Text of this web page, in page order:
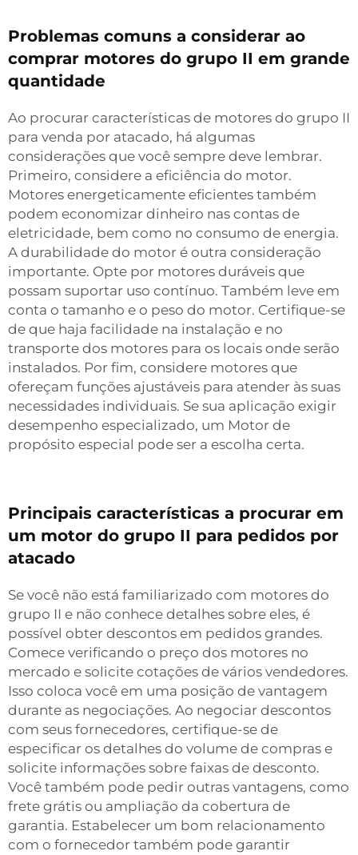
Problemas comuns a considerar ao
comprar motores do grupo II em grande
quantidade
Ao procurar características de motores do grupo II
para venda por atacado, há algumas
considerações que você sempre deve lembrar.
Primeiro, considere a eficiência do motor.
Motores energeticamente eficientes também
podem economizar dinheiro nas contas de
eletricidade, bem como no consumo de energia.
A durabilidade do motor é outra consideração
importante. Opte por motores duráveis que
possam suportar uso contínuo. Também leve em
conta o tamanho e o peso do motor. Certifique-se
de que haja facilidade na instalação e no
transporte dos motores para os locais onde serão
instalados. Por fim, considere motores que
ofereçam funções ajustáveis para atender às suas
necessidades individuais. Se sua aplicação exigir
desempenho especializado, um Motor de
propósito especial pode ser a escolha certa.
Principais características a procurar em
um motor do grupo II para pedidos por
atacado
Se você não está familiarizado com motores do
grupo II e não conhece detalhes sobre eles, é
possível obter descontos em pedidos grandes.
Comece verificando o preço dos motores no
mercado e solicite cotações de vários vendedores.
Isso coloca você em uma posição de vantagem
durante as negociações. Ao negociar descontos
com seus fornecedores, certifique-se de
especificar os detalhes do volume de compras e
solicite informações sobre faixas de desconto.
Você também pode pedir outras vantagens, como
frete grátis ou ampliação da cobertura de
garantia. Estabelecer um bom relacionamento
com o fornecedor também pode garantir